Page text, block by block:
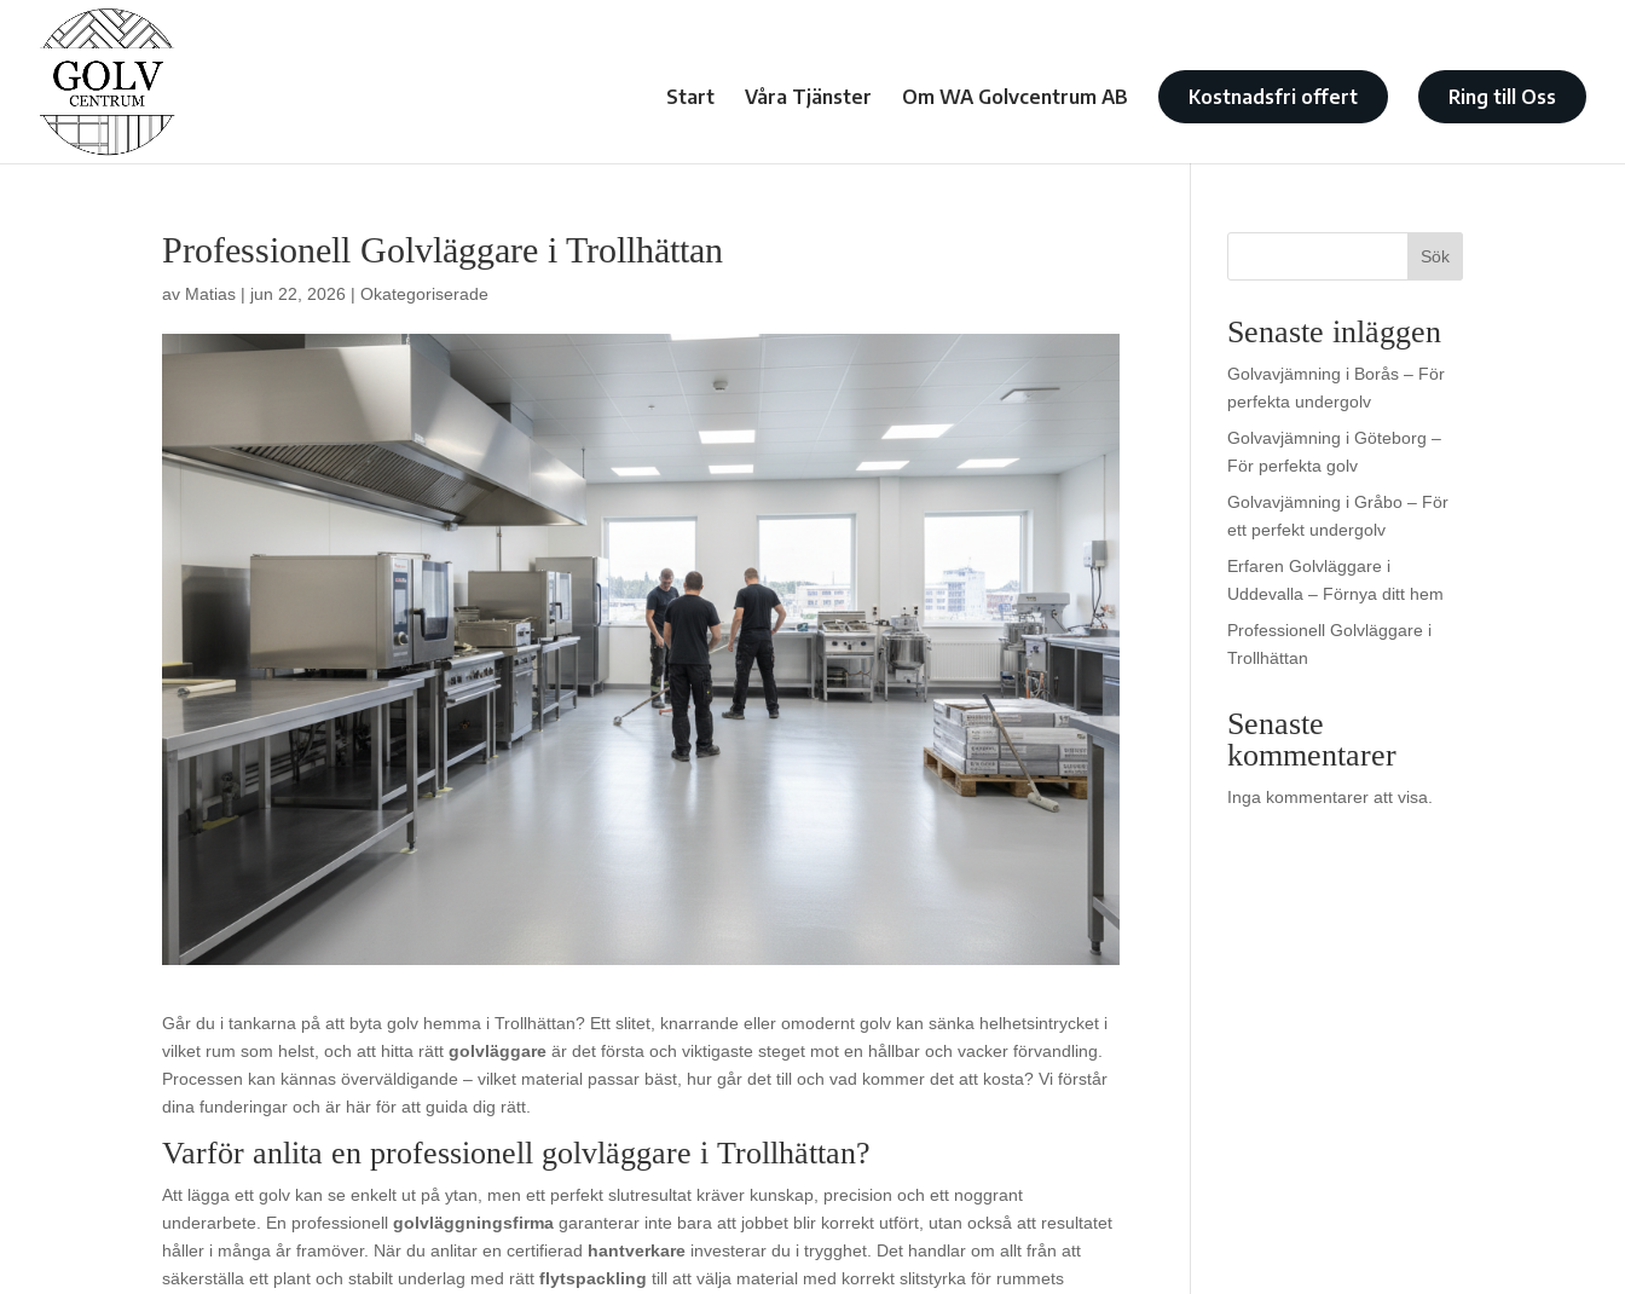
Start Våra Tjänster Om WA Golvcentrum AB Kostnadsfri offert Ring till Oss
Professionell Golvläggare i Trollhättan
av Matias | jun 22, 2026 | Okategoriserade
Går du i tankarna på att byta golv hemma i Trollhättan? Ett slitet, knarrande eller omodernt golv kan sänka helhetsintrycket i
vilket rum som helst, och att hitta rättgolvläggare är det första och viktigaste steget mot en hållbar och vacker förvandling.
Processen kan kännas överväldigande – vilket material passar bäst, hur går det till och vad kommer det att kosta? Vi förstår
dina funderingar och är här för att guida dig rätt.
Varför anlita en professionell golvläggare i Trollhättan?
Att lägga ett golv kan se enkelt ut på ytan, men ett perfekt slutresultat kräver kunskap, precision och ett noggrant
underarbete. En professionellgolvläggningsfirma garanterar inte bara att jobbet blir korrekt utfört, utan också att resultatet
håller i många år framöver. När du anlitar en certifierad hantverkare investerar du i trygghet. Det handlar om allt från att
säkerställa ett plant och stabilt underlag med rättflytspackling till att välja material med korrekt slitstyrka för rummets
Sök
Senaste inläggen
Golvavjämning i Borås – För
perfekta undergolv
Golvavjämning i Göteborg –
För perfekta golv
Golvavjämning i Gråbo – För
ett perfekt undergolv
Erfaren Golvläggare i
Uddevalla – Förnya ditt hem
Professionell Golvläggare i
Trollhättan
Senaste
kommentarer
Inga kommentarer att visa.